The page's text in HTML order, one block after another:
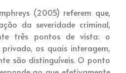
(2005) referem que,
da severidade criminal,
três pontos de vista: o
os quais interagem,
são distinguíveis. O ponto